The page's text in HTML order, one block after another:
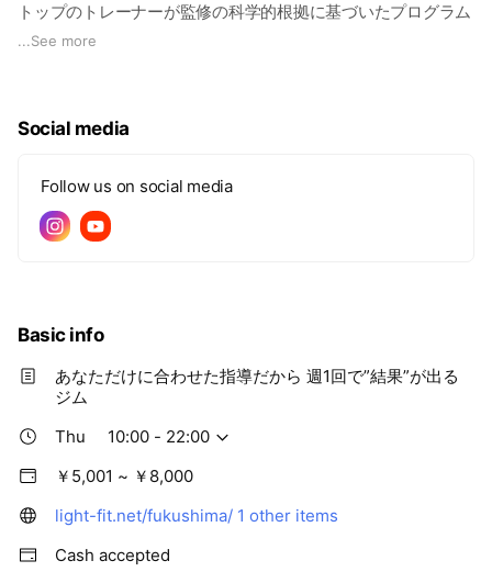
トップのトレーナーが監修の科学的根拠に基づいたプログラム
により週1回55分で結果が出ます。
身体を作ります。今までにないパーソナルトレーニングをご体
...See more
Social media
Follow us on social media
Basic info
あなただけに合わせた指導だから 週1回で”結果”が出る
ジム
Thu
10:00 - 22:00
￥5,001 ~ ￥8,000
light-fit.net/fukushima/ 1 other items
Cash accepted